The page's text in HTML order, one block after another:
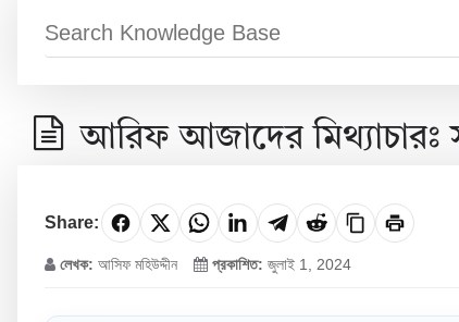
আরিফ আজাদের
Share:
লেখক: আসিফ মহিউদ্দীন প্রকাশিত: জুলাই 1, 2024